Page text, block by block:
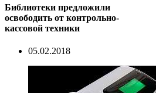
Библиотеки предложили
освободить от контрольно-
кассовой техники
05.02.2018